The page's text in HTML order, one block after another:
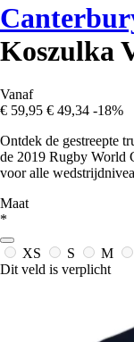
Koszulka
Vanaf
€ 59,95 € 49,34 -18%
Ontdek de gestreepte
de 2019 Rugby World
voor alle
Maat
*
XS S M
Dit veld is verplicht